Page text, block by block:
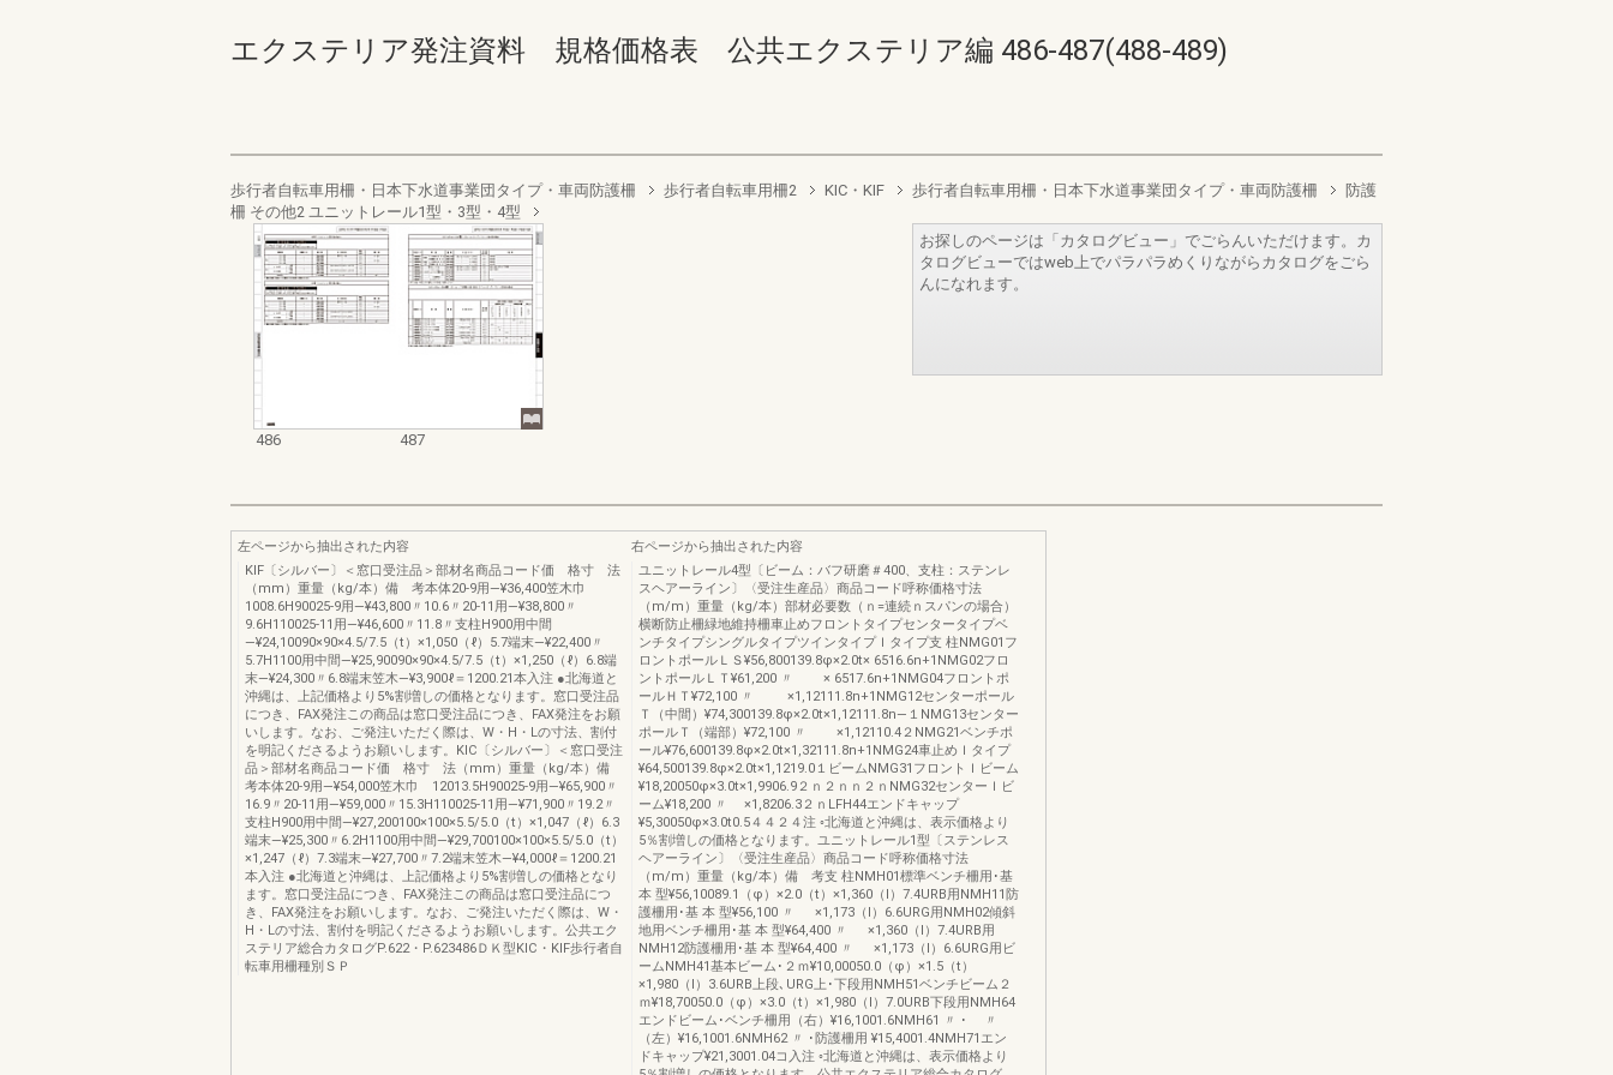
エクステリア発注資料 規格価格表 公共エクステリア編 486-487(488-489)
歩行者自転車用柵・日本下水道事業団タイプ・車両防護柵 歩行者自転車用柵2 KIC・KIF 歩行者自転車用柵・日本下水道事業団タイプ・車両防護柵
防護
柵 その他2 ユニットレール1型・3型・4型
486 487
お探しのページは「カタログビュー」でごらんいただけます。カ
タログビューではweb上でパラパラめくりながらカタログをごら
んになれます。
左ページから抽出された内容
KIF〔シルバー〕＜窓口受注品＞部材名商品コード価 格寸 法
（mm）重量（kg/本）備 考本体20-9用―¥36,400笠木巾
1008.6H90025-9用―¥43,800〃10.6〃20-11用―¥38,800〃
9.6H110025-11用―¥46,600〃11.8〃支柱H900用中間
―¥24,10090×90×4.5/7.5（t）×1,050（ℓ）5.7端末―¥22,400〃
5.7H1100用中間―¥25,90090×90×4.5/7.5（t）×1,250（ℓ）6.8端
末―¥24,300〃6.8端末笠木―¥3,900ℓ＝1200.21本入注 ●北海道と
沖縄は、上記価格より5%割増しの価格となります。窓口受注品
につき、FAX発注この商品は窓口受注品につき、FAX発注をお願
いします。なお、ご発注いただく際は、W・H・Lの寸法、割付
を明記くださるようお願いします。KIC〔シルバー〕＜窓口受注
品＞部材名商品コード価 格寸 法（mm）重量（kg/本）備
考本体20-9用―¥54,000笠木巾 12013.5H90025-9用―¥65,900〃
16.9〃20-11用―¥59,000〃15.3H110025-11用―¥71,900〃19.2〃
支柱H900用中間―¥27,200100×100×5.5/5.0（t）×1,047（ℓ）6.3
端末―¥25,300〃6.2H1100用中間―¥29,700100×100×5.5/5.0（t）
×1,247（ℓ）7.3端末―¥27,700〃7.2端末笠木―¥4,000ℓ＝1200.21
本入注 ●北海道と沖縄は、上記価格より5%割増しの価格となり
ます。窓口受注品につき、FAX発注この商品は窓口受注品につ
き、FAX発注をお願いします。なお、ご発注いただく際は、W・
H・Lの寸法、割付を明記くださるようお願いします。公共エク
ステリア総合カタログP.622・P.623486ＤＫ型KIC・KIF歩行者自
転車用柵種別ＳＰ
右ページから抽出された内容
ユニットレール4型〔ビーム：バフ研磨＃400、支柱：ステンレ
スヘアーライン〕〈受注生産品〉商品コード呼称価格寸法
（m/m）重量（kg/本）部材必要数（ｎ=連続ｎスパンの場合）
横断防止柵緑地維持柵車止めフロントタイプセンタータイプベ
ンチタイプシングルタイプツインタイプＩタイプ支 柱NMG01フ
ロントポールＬＳ¥56,800139.8φ×2.0t× 6516.6n+1NMG02フロ
ントポールＬＴ¥61,200 〃 × 6517.6n+1NMG04フロントポ
ールＨＴ¥72,100 〃 ×1,12111.8n+1NMG12センターポール
Ｔ（中間）¥74,300139.8φ×2.0t×1,12111.8n―１NMG13センター
ポールＴ（端部）¥72,100 〃 ×1,12110.4２NMG21ベンチポ
ール¥76,600139.8φ×2.0t×1,32111.8n+1NMG24車止めＩタイプ
¥64,500139.8φ×2.0t×1,1219.0１ビームNMG31フロントＩビーム
¥18,20050φ×3.0t×1,9906.9２ｎ２ｎｎ２ｎNMG32センターＩビ
ーム¥18,200 〃 ×1,8206.3２ｎLFH44エンドキャップ
¥5,30050φ×3.0t0.5４４２４注 ◦北海道と沖縄は、表示価格より
5％割増しの価格となります。ユニットレール1型〔ステンレス
ヘアーライン〕〈受注生産品〉商品コード呼称価格寸法
（m/m）重量（kg/本）備 考支 柱NMH01標準ベンチ柵用･基
本 型¥56,10089.1（φ）×2.0（t）×1,360（l）7.4URB用NMH11防
護柵用･基 本 型¥56,100 〃 ×1,173（l）6.6URG用NMH02傾斜
地用ベンチ柵用･基 本 型¥64,400 〃 ×1,360（l）7.4URB用
NMH12防護柵用･基 本 型¥64,400 〃 ×1,173（l）6.6URG用ビ
ームNMH41基本ビーム･２ｍ¥10,00050.0（φ）×1.5（t）
×1,980（l）3.6URB上段､URG上･下段用NMH51ベンチビーム２
ｍ¥18,70050.0（φ）×3.0（t）×1,980（l）7.0URB下段用NMH64
エンドビーム･ベンチ柵用（右）¥16,1001.6NMH61 〃 ･ 〃
（左）¥16,1001.6NMH62 〃 ･防護柵用 ¥15,4001.4NMH71エン
ドキャップ¥21,3001.04コ入注 ◦北海道と沖縄は、表示価格より